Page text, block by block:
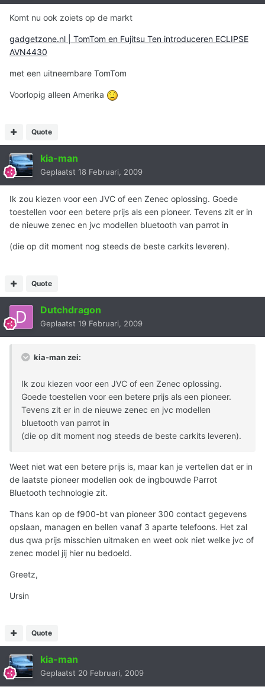
Komt nu ook zoiets op de markt
gadgetzone.nl | TomTom en Fujitsu Ten introduceren ECLIPSE
AVN4430
met een uitneembare TomTom
Voorlopig alleen Amerika
Quote
kia-man
Geplaatst 18 Februari, 2009
Ik zou kiezen voor een JVC of een Zenec oplossing. Goede
toestellen voor een betere prijs als een pioneer. Tevens zit er in
de nieuwe zenec en jvc modellen bluetooth van parrot in
(die op dit moment nog steeds de beste carkits leveren).
Quote
Dutchdragon
Geplaatst 19 Februari, 2009
kia-man zei:
Ik zou kiezen voor een JVC of een Zenec oplossing.
Goede toestellen voor een betere prijs als een pioneer.
Tevens zit er in de nieuwe zenec en jvc modellen
bluetooth van parrot in
(die op dit moment nog steeds de beste carkits leveren).
Weet niet wat een betere prijs is, maar kan je vertellen dat er in
de laatste pioneer modellen ook de ingbouwde Parrot
Bluetooth technologie zit.
Thans kan op de f900-bt van pioneer 300 contact gegevens
opslaan, managen en bellen vanaf 3 aparte telefoons. Het zal
dus qwa prijs misschien uitmaken en weet ook niet welke jvc of
zenec model jij hier nu bedoeld.
Greetz,
Ursin
Quote
kia-man
Geplaatst 20 Februari, 2009